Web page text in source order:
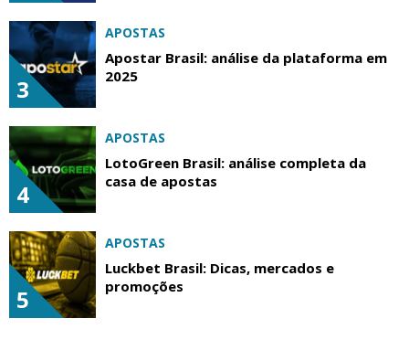
3
APOSTAS
Apostar Brasil: análise da plataforma em
2025
4
APOSTAS
LotoGreen Brasil: análise completa da
casa de apostas
5
APOSTAS
Luckbet Brasil: Dicas, mercados e
promoções